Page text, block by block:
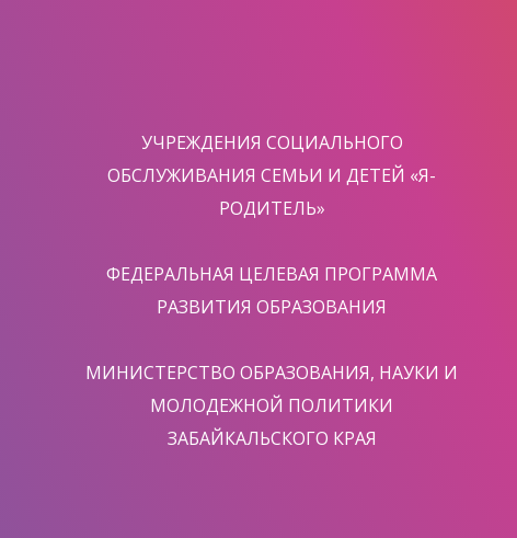
УЧРЕЖДЕНИЯ СОЦИАЛЬНОГО
ОБСЛУЖИВАНИЯ СЕМЬИ И ДЕТЕЙ «Я-
РОДИТЕЛЬ»
ФЕДЕРАЛЬНАЯ ЦЕЛЕВАЯ ПРОГРАММА
РАЗВИТИЯ ОБРАЗОВАНИЯ
МИНИСТЕРСТВО ОБРАЗОВАНИЯ, НАУКИ И
МОЛОДЕЖНОЙ ПОЛИТИКИ
ЗАБАЙКАЛЬСКОГО КРАЯ